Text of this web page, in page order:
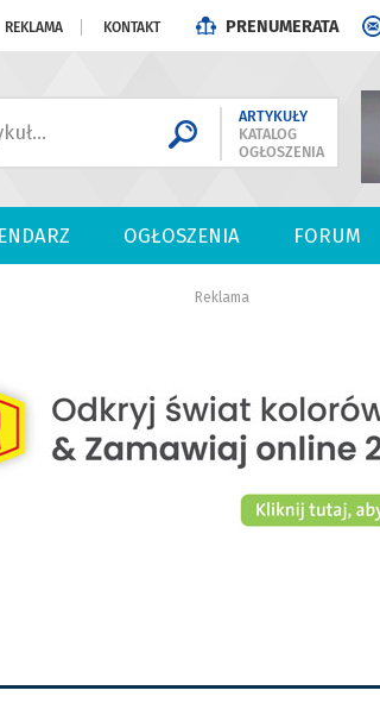
REKLAMA KONTAKT PRENUMERATA
ARTYKUŁY
KATALOG
OGŁOSZENIA
OGŁOSZENIA FORUM
Reklama